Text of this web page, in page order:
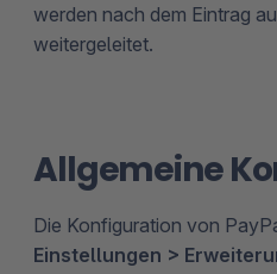
werden nach dem Eintrag
weitergeleitet.
Allgemeine
Die Konfiguration von
Einstellungen >